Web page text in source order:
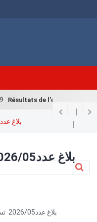
Résultats de l'enquête
بلاغ عدد2026/05 تسوية عملة الحضائر
بلاغ عدد2026/05 تسوية عملة الحضائر